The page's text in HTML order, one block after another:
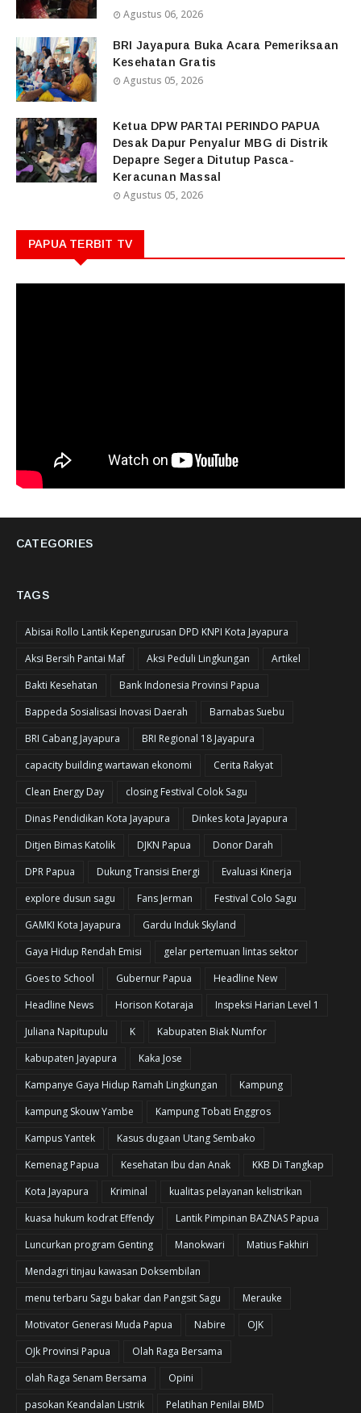
Agustus 06, 2026
BRI Jayapura Buka Acara Pemeriksaan
Kesehatan Gratis
Agustus 05, 2026
Ketua DPW PARTAI PERINDO PAPUA
Desak Dapur Penyalur MBG di Distrik
Depapre Segera Ditutup Pasca-
Keracunan Massal
Agustus 05, 2026
PAPUA TERBIT TV
CATEGORIES
TAGS
Abisai Rollo Lantik Kepengurusan DPD KNPI Kota Jayapura
Aksi Bersih Pantai Maf
Aksi Peduli Lingkungan
Artikel
Bakti Kesehatan
Bank Indonesia Provinsi Papua
Bappeda Sosialisasi Inovasi Daerah
Barnabas Suebu
BRI Cabang Jayapura
BRI Regional 18 Jayapura
capacity building wartawan ekonomi
Cerita Rakyat
Clean Energy Day
closing Festival Colok Sagu
Dinas Pendidikan Kota Jayapura
Dinkes kota Jayapura
Ditjen Bimas Katolik
DJKN Papua
Donor Darah
DPR Papua
Dukung Transisi Energi
Evaluasi Kinerja
explore dusun sagu
Fans Jerman
Festival Colo Sagu
GAMKI Kota Jayapura
Gardu Induk Skyland
Gaya Hidup Rendah Emisi
gelar pertemuan lintas sektor
Goes to School
Gubernur Papua
Headline New
Headline News
Horison Kotaraja
Inspeksi Harian Level 1
Juliana Napitupulu
K
Kabupaten Biak Numfor
kabupaten Jayapura
Kaka Jose
Kampanye Gaya Hidup Ramah Lingkungan
Kampung
kampung Skouw Yambe
Kampung Tobati Enggros
Kampus Yantek
Kasus dugaan Utang Sembako
Kemenag Papua
Kesehatan Ibu dan Anak
KKB Di Tangkap
Kota Jayapura
Kriminal
kualitas pelayanan kelistrikan
kuasa hukum kodrat Effendy
Lantik Pimpinan BAZNAS Papua
Luncurkan program Genting
Manokwari
Matius Fakhiri
Mendagri tinjau kawasan Doksembilan
menu terbaru Sagu bakar dan Pangsit Sagu
Merauke
Motivator Generasi Muda Papua
Nabire
OJK
OJk Provinsi Papua
Olah Raga Bersama
olah Raga Senam Bersama
Opini
pasokan Keandalan Listrik
Pelatihan Penilai BMD